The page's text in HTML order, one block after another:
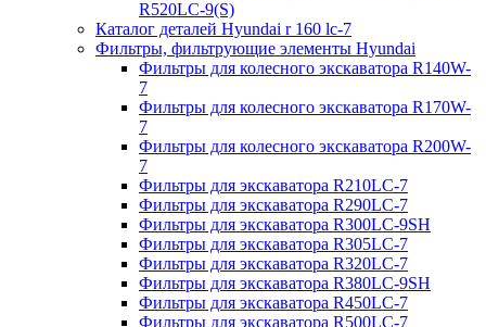
R520LC-9(S)
Каталог деталей Hyundai r 160 lc-7
Фильтры, фильтрующие элементы Hyundai
Фильтры для колесного экскаватора R140W-
7
Фильтры для колесного экскаватора R170W-
7
Фильтры для колесного экскаватора R200W-
7
Фильтры для экскаватора R210LC-7
Фильтры для экскаватора R290LC-7
Фильтры для экскаватора R300LC-9SH
Фильтры для экскаватора R305LC-7
Фильтры для экскаватора R320LC-7
Фильтры для экскаватора R380LC-9SH
Фильтры для экскаватора R450LC-7
Фильтры для экскаватора R500LC-7